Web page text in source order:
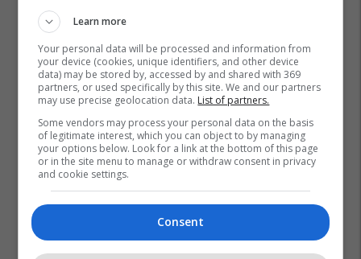
Learn more
Your personal data will be processed and information from
your device (cookies, unique identifiers, and other device
data) may be stored by, accessed by and shared with 369
partners, or used specifically by this site. We and our partners
may use precise geolocation data. List of partners.
Some vendors may process your personal data on the basis
of legitimate interest, which you can object to by managing
your options below. Look for a link at the bottom of this page
or in the site menu to manage or withdraw consent in privacy
and cookie settings.
Consent